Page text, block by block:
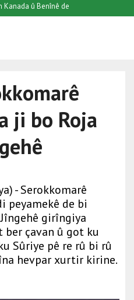
Kanada û Benînê de
ji bo Roja
- Serokkomarê
peyamekê de bi
girîngiya
ber çavan û got ku
Sûriye pê re rû bi rû
hevpar xurtir kirine.